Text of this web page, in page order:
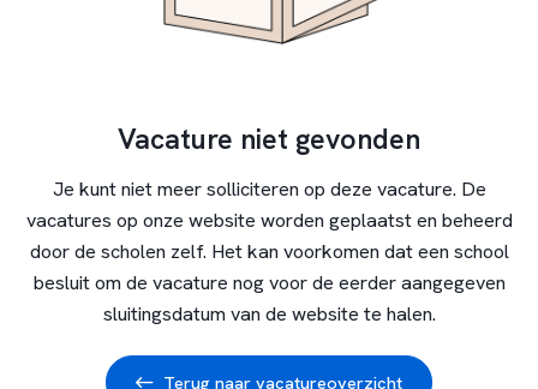
Vacature niet gevonden
Je kunt niet meer solliciteren op deze vacature. De
vacatures op onze website worden geplaatst en beheerd
door de scholen zelf. Het kan voorkomen dat een school
besluit om de vacature nog voor de eerder aangegeven
sluitingsdatum van de website te halen.
Terug naar vacatureoverzicht